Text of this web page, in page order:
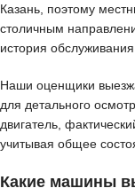
Казань, поэтому
столичным
история обслуживания.
Наши оценщики
для детального
двигатель,
учитывая общее
Какие машины